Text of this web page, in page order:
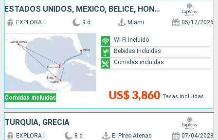
ESTADOS UNIDOS, MÉXICO, BELICE, HONDURAS
Comidas incluidas
EXPLORA I 9 d Miami 05/12/2026
US$ 3,860 Tasas incluidas
Wi-Fi incluido
Bebidas Incluidas
Comidas incluidas
TURQUÍA, GRECIA
EXPLORA I 8 d El Pireo Atenas 07/04/2028